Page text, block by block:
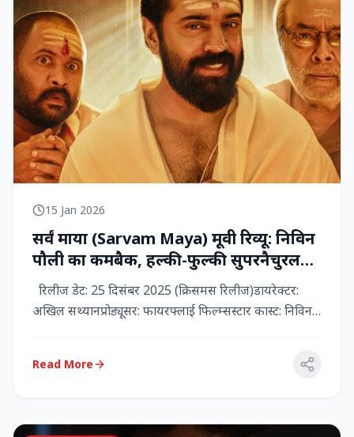
15 Jan 2026
सर्वं माया (Sarvam Maya) मूवी रिव्यू: निविन
पौली का कमबैक, हल्की-फुल्की सुपरनैचुरल
कॉमेडी जो दिल को छू जाती है
रिलीज डेट: 25 दिसंबर 2025 (क्रिसमस रिलीज)डायरेक्टर:
अखिल सथ्यानप्रोड्यूसर: फायरफ्लाई फिल्म्सस्टार कास्ट: निविन
Read More